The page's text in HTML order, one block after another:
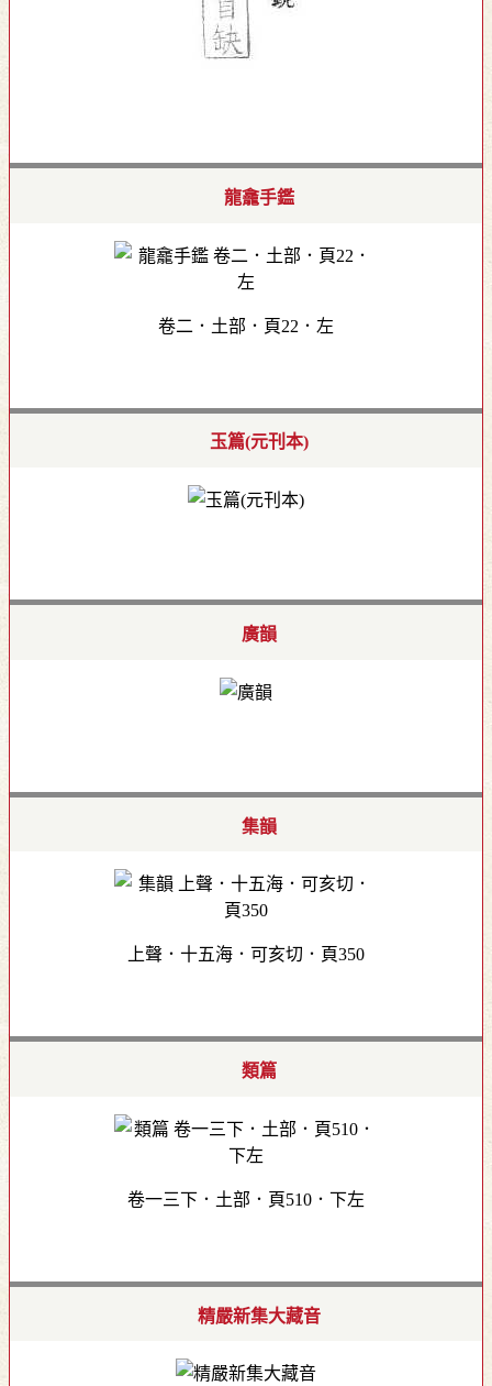
龍龕手鑑
卷二．土部．頁22．左
玉篇(元刊本)
廣韻
集韻
上聲．十五海．可亥切．頁350
類篇
卷一三下．土部．頁510．下左
精嚴新集大藏音